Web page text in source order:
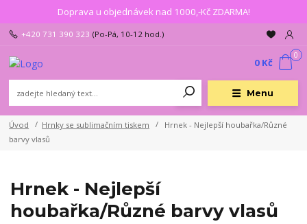
Doprava u objednávek nad 1000,-Kč ZDARMA!
Menu
+420 731 390 323 (Po-Pá, 10-12 hod.)
0
0 Kč
Úvod Hrnky se sublimačním tiskem
Hrnek - Nejlepší houbařka/Různé
barvy vlasů
Hrnek - Nejlepší
houbařka/Různé barvy vlasů